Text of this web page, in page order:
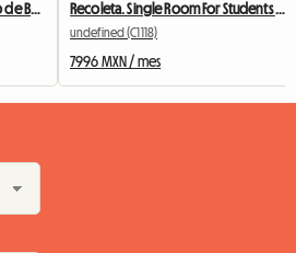
Habitación simple, en el barrio de Boedo Recoleta. Single Room For Students In Buenos Aires
undefined (C1118)
7996 MXN / mes